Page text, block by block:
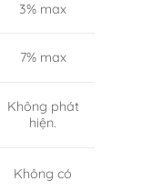
3% max
7% max
Không phát
hiện.
Không có